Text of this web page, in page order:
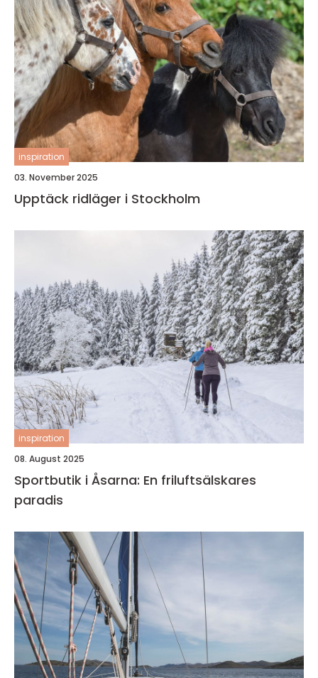
inspiration
03. November 2025
Upptäck ridläger i Stockholm
inspiration
08. August 2025
Sportbutik i Åsarna: En friluftsälskares
paradis